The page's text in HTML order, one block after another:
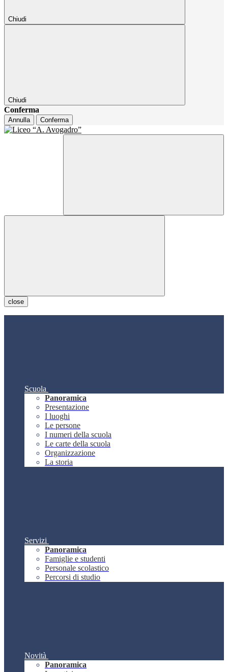
Chiudi
Chiudi
Conferma
Annulla Conferma
close
Scuola
Panoramica
Presentazione
I luoghi
Le persone
I numeri della scuola
Le carte della scuola
Organizzazione
La storia
Servizi
Panoramica
Famiglie e studenti
Personale scolastico
Percorsi di studio
Novità
Panoramica